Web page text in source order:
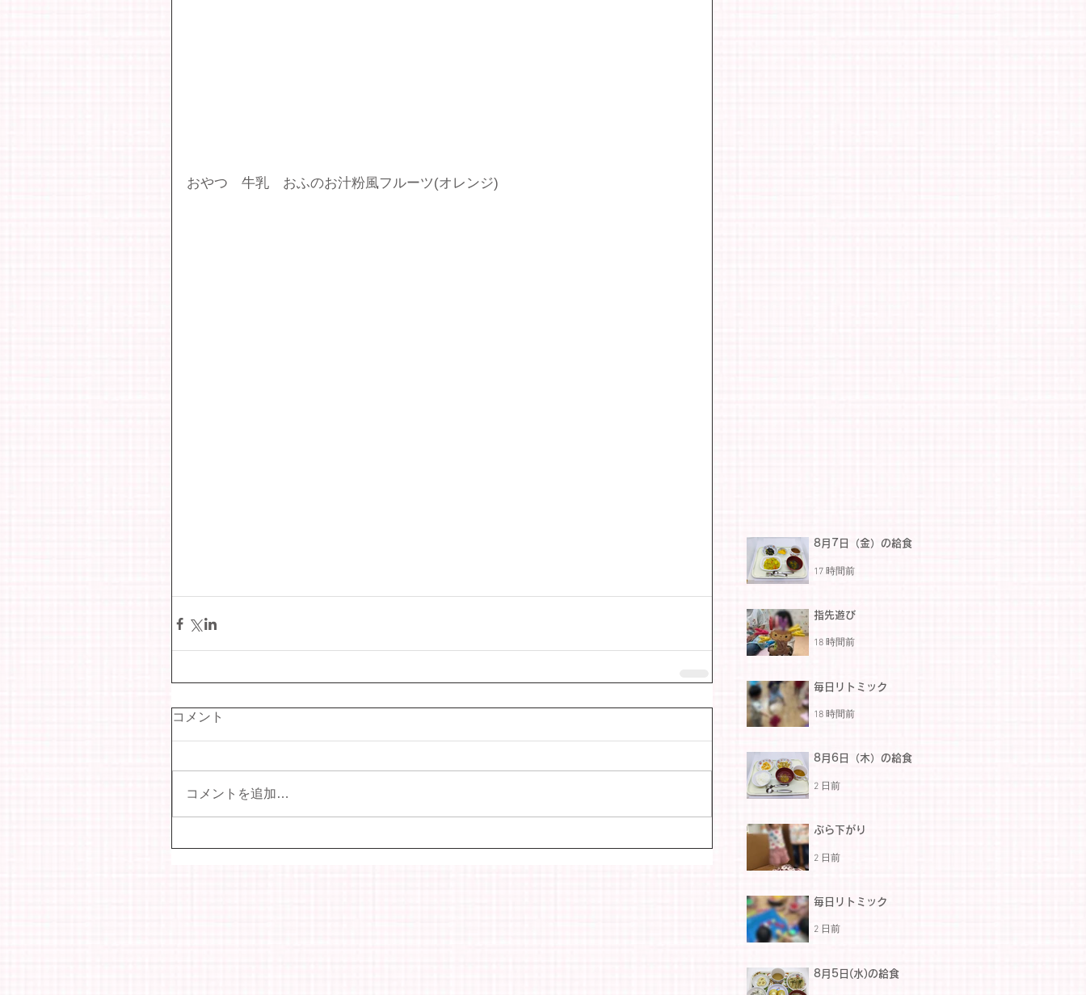
おやつ　牛乳　おふのお汁粉風フルーツ(オレンジ)
コメント
コメントを追加…
8月7日（金）の給食
17 時間前
指先遊び
18 時間前
毎日リトミック
18 時間前
8月6日（木）の給食
2 日前
ぶら下がり
2 日前
毎日リトミック
2 日前
8月5日(水)の給食